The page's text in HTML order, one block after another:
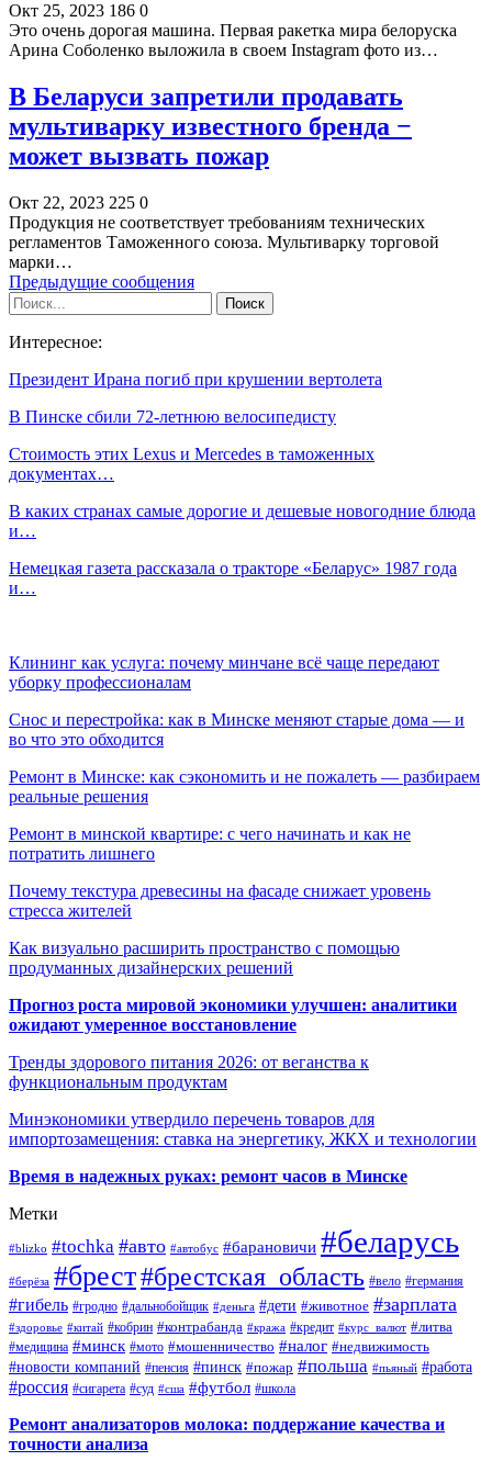
Окт 25, 2023 186 0
Это очень дорогая машина. Первая ракетка мира белоруска
Арина Соболенко выложила в своем Instagram фото из…
В Беларуси запретили продавать
мультиварку известного бренда −
может вызвать пожар
Окт 22, 2023 225 0
Продукция не соответствует требованиям технических
регламентов Таможенного союза. Мультиварку торговой
марки…
Предыдущие сообщения
Интересное:
Президент Ирана погиб при крушении вертолета
В Пинске сбили 72-летнюю велосипедисту
Стоимость этих Lexus и Mercedes в таможенных
документах…
В каких странах самые дорогие и дешевые новогодние блюда
и…
Немецкая газета рассказала о тракторе «Беларус» 1987 года
и…
Клининг как услуга: почему минчане всё чаще передают
уборку профессионалам
Снос и перестройка: как в Минске меняют старые дома — и
во что это обходится
Ремонт в Минске: как сэкономить и не пожалеть — разбираем
реальные решения
Ремонт в минской квартире: с чего начинать и как не
потратить лишнего
Почему текстура древесины на фасаде снижает уровень
стресса жителей
Как визуально расширить пространство с помощью
продуманных дизайнерских решений
Прогноз роста мировой экономики улучшен: аналитики
ожидают умеренное восстановление
Тренды здорового питания 2026: от веганства к
функциональным продуктам
Минэкономики утвердило перечень товаров для
импортозамещения: ставка на энергетику, ЖКХ и технологии
Время в надежных руках: ремонт часов в Минске
Метки
#blizko #tochka #авто #автобус #барановичи #беларусь
#берёза #брест#брестская_область #вело #германия
#гибель #гродно #дальнобойщик #деньга #дети #животное #зарплата
#здоровье #китай #кобрин #контрабанда #кража #кредит #курс_валют #литва
#медицина #минск #мото #мошенничество #налог #недвижимость
#новости компаний #пенсия #пинск #пожар #польша #пьяный #работа
#россия #сигарета #суд #сша #футбол #школа
Ремонт анализаторов молока: поддержание качества и
точности анализа